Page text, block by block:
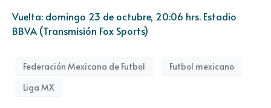
Vuelta: domingo 23 de octubre, 20:06 hrs. Estadio
BBVA (Transmisión Fox Sports)
Federación Mexicana de Futbol
Futbol mexicano
Liga MX